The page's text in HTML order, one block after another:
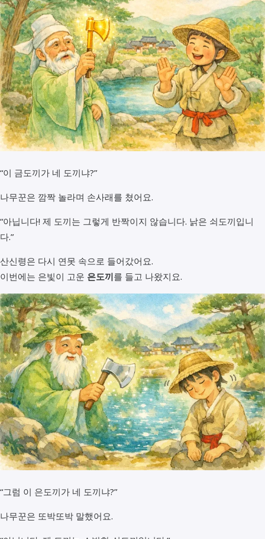
“이 금도끼가 네 도끼냐?”
나무꾼은 깜짝 놀라며 손사래를 쳤어요.
“아닙니다! 제 도끼는 그렇게 반짝이지 않습니다. 낡은 쇠도끼입니
다.”
산신령은 다시 연못 속으로 들어갔어요.
이번에는 은빛이 고운 은도끼를 들고 나왔지요.
“그럼 이 은도끼가 네 도끼냐?”
나무꾼은 또박또박 말했어요.